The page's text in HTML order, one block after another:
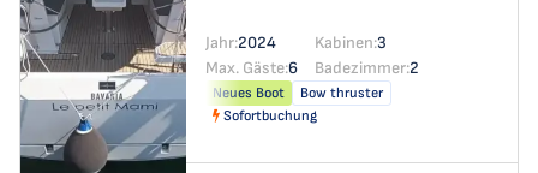
Jahr:2024 Kabinen:3
Max. Gäste:6 Badezimmer:2
Neues Boot
Bow thruster
Sofortbuchung